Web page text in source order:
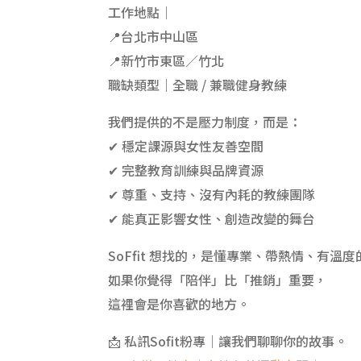
工作地點｜
📍台北市中山區
📍新竹市東區／竹北
職缺類型｜全職 / 兼職健身教練
我們提供的不是壓力制度，而是：
✔ 穩定課源與女性友善空間
✔ 完整教育訓練與品牌資源
✔ 尊重、支持、沒有內耗的教練團隊
✔ 能真正影響女性、創造改變的舞台
SoFfit 想找的，是懂專業、帶熱情、有溫度
如果你覺得「陪伴」比「推銷」重要，
這裡會是你喜歡的地方。
📩 私訊Sofit粉專｜讓我們聊聊你的故事。